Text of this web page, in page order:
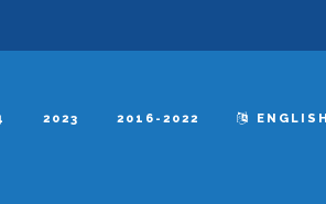
2023 2016-2022 ENGLISH